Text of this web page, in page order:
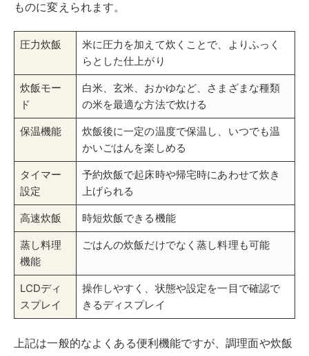
ものに変えられます。
圧力炊飯
米に圧力を加えて炊くことで、よりふっく
らとした仕上がり
炊飯モー
ド
白米、玄米、おかゆなど、さまざまな種類
の米を最適な方法で炊ける
保温機能
炊飯後に一定の温度で保温し、いつでも温
かいごはんを楽しめる
タイマー
設定
予約炊飯で起床時や帰宅時にあわせて炊き
上げられる
高速炊飯 時短炊飯できる機能
蒸し料理
機能
ごはんの炊飯だけでなく蒸し料理も可能
LCDディ
スプレイ
操作しやすく、状態や設定を一目で確認で
きるディスプレイ
上記は一般的なよくある便利機能ですが、調理面や炊飯